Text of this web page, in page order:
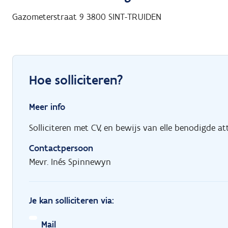
Gazometerstraat 9 3800 SINT-TRUIDEN
Hoe solliciteren?
Meer info
Solliciteren met CV, en bewijs van elle benodigde
Contactpersoon
Mevr. Inés Spinnewyn
Je kan solliciteren via:
Mail